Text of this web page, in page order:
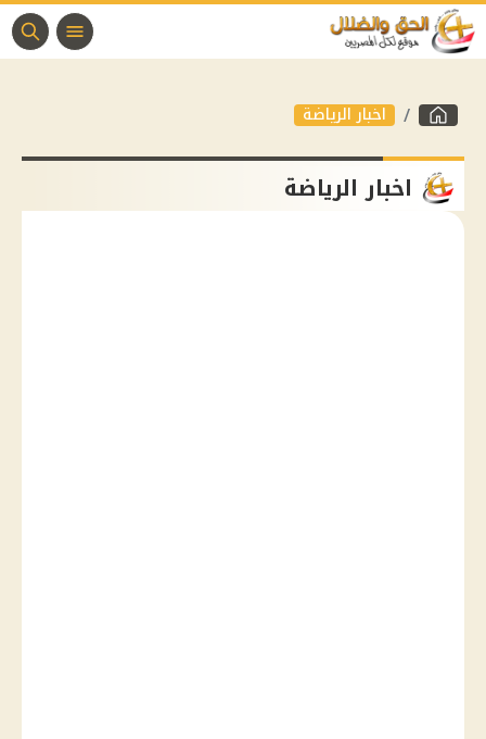
اخبار الرياضة
اخبار الرياضة